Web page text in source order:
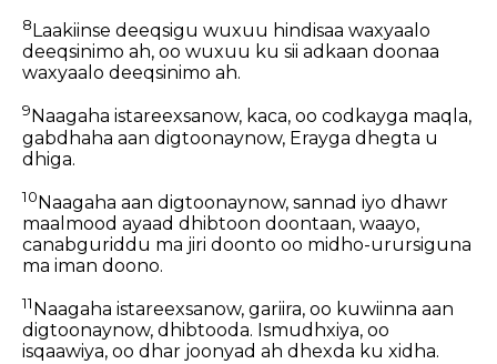
8 Laakiinse deeqsigu wuxuu hindisaa waxyaalo
deeqsinimo ah, oo wuxuu ku sii adkaan doonaa
waxyaalo deeqsinimo ah.
9 Naagaha istareexsanow, kaca, oo codkayga maqla,
gabdhaha aan digtoonaynow, Erayga dhegta u
dhiga.
10Naagaha aan digtoonaynow, sannad iyo dhawr
maalmood ayaad dhibtoon doontaan, waayo,
canabguriddu ma jiri doonto oo midho-urursiguna
ma iman doono.
11 Naagaha istareexsanow, gariira, oo kuwiinna aan
digtoonaynow, dhibtooda. Ismudhxiya, oo
isqaawiya, oo dhar joonyad ah dhexda ku xidha.